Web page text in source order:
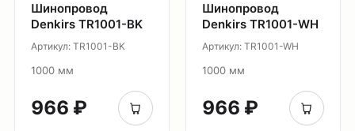
Шинопровод
Denkirs TR1001-BK
Артикул: TR1001-BK
1000 мм
966 ₽
Шинопровод
Denkirs TR1001-WH
Артикул: TR1001-WH
1000 мм
966 ₽
О продуктах
Система Belty
Система Shine